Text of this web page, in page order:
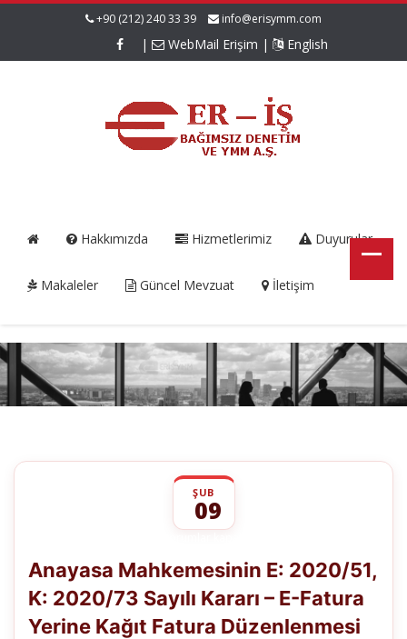
+90 (212) 240 33 39 info@erisymm.com
| WebMail Erişim | English
Hakkımızda Hizmetlerimiz Duyurular
Makaleler Güncel Mevzuat İletişim
ŞUB
09
E:
2020/51,
K:
2020/73
Sayılı
Anayasa Mahkemesinin E: 2020/51,
K: 2020/73 Sayılı Kararı – E-Fatura
Yerine Kağıt Fatura Düzenlenmesi